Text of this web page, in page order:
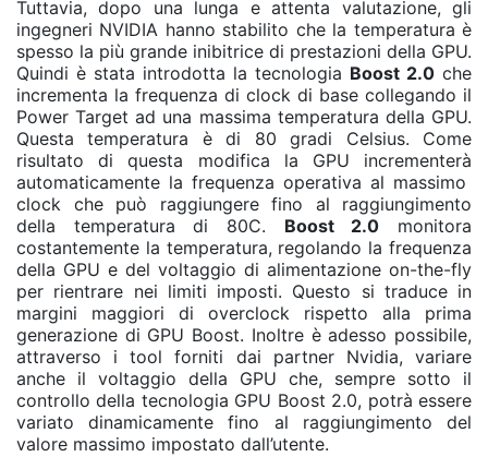
Tuttavia, dopo una lunga e attenta valutazione, gli
ingegneri NVIDIA hanno stabilito che la temperatura è
spesso la più grande inibitrice di prestazioni della GPU.
Quindi è stata introdotta la tecnologia Boost 2.0 che
incrementa la frequenza di clock di base collegando il
Power Target ad una massima temperatura della GPU.
Questa temperatura è di 80 gradi Celsius. Come
risultato di questa modifica la GPU incrementerà
automaticamente la frequenza operativa al massimo
clock che può raggiungere fino al raggiungimento
della temperatura di 80C. Boost 2.0 monitora
costantemente la temperatura, regolando la frequenza
della GPU e del voltaggio di alimentazione on-the-fly
per rientrare nei limiti imposti. Questo si traduce in
margini maggiori di overclock rispetto alla prima
generazione di GPU Boost. Inoltre è adesso possibile,
attraverso i tool forniti dai partner Nvidia, variare
anche il voltaggio della GPU che, sempre sotto il
controllo della tecnologia GPU Boost 2.0, potrà essere
variato dinamicamente fino al raggiungimento del
valore massimo impostato dall’utente.